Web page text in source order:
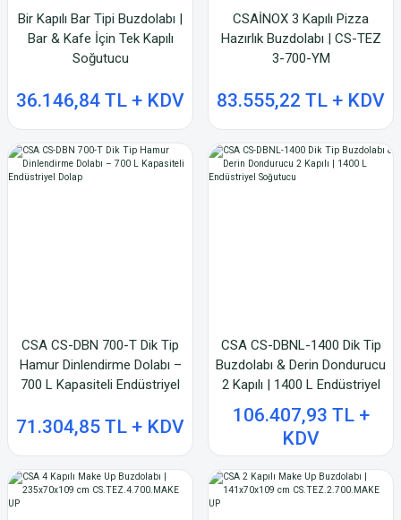
Bir Kapılı Bar Tipi Buzdolabı |
Bar & Kafe İçin Tek Kapılı
Soğutucu
36.146,84 TL + KDV
CSAİNOX 3 Kapılı Pizza
Hazırlık Buzdolabı | CS-TEZ
3-700-YM
83.555,22 TL + KDV
CSA CS-DBN 700-T Dik Tip
Hamur Dinlendirme Dolabı –
700 L Kapasiteli Endüstriyel
71.304,85 TL + KDV
CSA CS-DBNL-1400 Dik Tip
Buzdolabı & Derin Dondurucu
2 Kapılı | 1400 L Endüstriyel
Soğutucu
106.407,93 TL +
KDV